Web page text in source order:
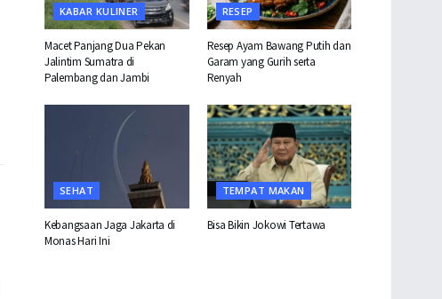
KABAR KULINER
Macet Panjang Dua Pekan
Jalintim Sumatra di
Palembang dan Jambi
RESEP
Resep Ayam Bawang Putih dan
Garam yang Gurih serta
Renyah
SEHAT
Kebangsaan Jaga Jakarta di
Monas Hari Ini
TEMPAT MAKAN
Bisa Bikin Jokowi Tertawa